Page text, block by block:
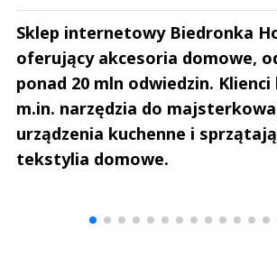
Sklep internetowy Biedronka
oferujący akcesoria domowe,
ponad 20 mln odwiedzin.
m.in. narzędzia do
urządzenia kuchenne i
tekstylia domowe.